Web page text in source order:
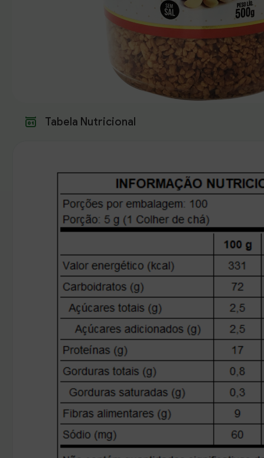
Tabela NutricionalEndereço de Entrega
CEP
Cidade
Referencia
voltar
Buscar produtos
Digite um texto